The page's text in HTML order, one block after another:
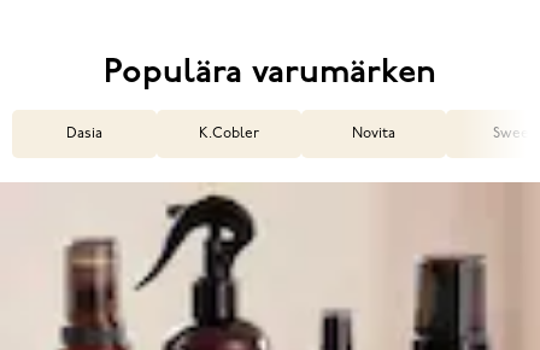
Populära varumärken
Dasia K.Cobler Novita